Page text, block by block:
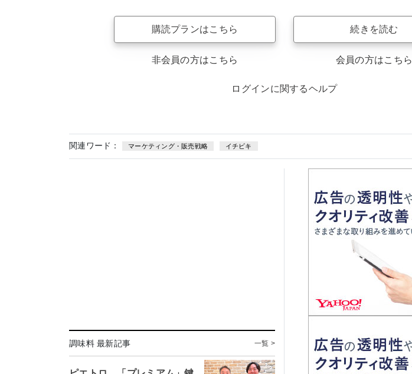
購読プランはこちら
非会員の方はこちら
続きを読む
会員の方はこちら
ログインに関するヘルプ
関連ワード： マーケティング・販売戦略 イチビキ
調味料 最新記事 一覧 >